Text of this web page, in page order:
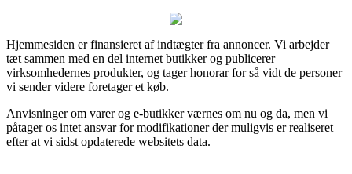
Hjemmesiden er finansieret af indtægter fra annoncer. Vi arbejder
tæt sammen med en del internet butikker og publicerer
virksomhedernes produkter, og tager honorar for så vidt de personer
vi sender videre foretager et køb.
Anvisninger om varer og e-butikker værnes om nu og da, men vi
påtager os intet ansvar for modifikationer der muligvis er realiseret
efter at vi sidst opdaterede websitets data.